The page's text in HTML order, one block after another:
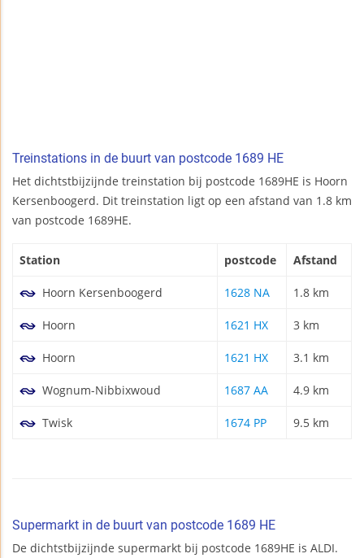
Treinstations in de buurt van postcode 1689 HE
Het dichtstbijzijnde treinstation bij postcode 1689HE is Hoorn
Kersenboogerd. Dit treinstation ligt op een afstand van 1.8 km
van postcode 1689HE.
Station postcode Afstand
Hoorn Kersenboogerd 1628 NA 1.8 km
Hoorn 1621 HX 3 km
Hoorn 1621 HX 3.1 km
Wognum-Nibbixwoud 1687 AA 4.9 km
Twisk 1674 PP 9.5 km
Supermarkt in de buurt van postcode 1689 HE
De dichtstbijzijnde supermarkt bij postcode 1689HE is ALDI.